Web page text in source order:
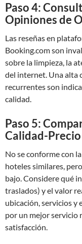
Paso 4:
Opiniones de
Las reseñas en
Booking.com son
sobre la limpieza, la
del internet. Una alta
recurrentes son
calidad.
Paso 5:
Calidad-Precio
No se conforme con
hoteles similares,
bajo. Considere qué
traslados) y el valor
ubicación, servicios y
por un mejor servicio
satisfacción.